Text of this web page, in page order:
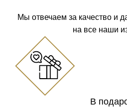
Мы отвечаем за качество и
на все наши
В